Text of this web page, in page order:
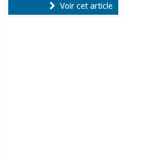
Voir cet article